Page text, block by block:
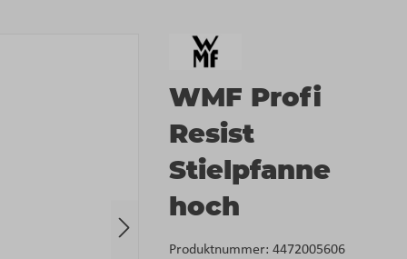
WMF Profi
Resist
Stielpfanne
hoch
Produktnummer: 4472005606